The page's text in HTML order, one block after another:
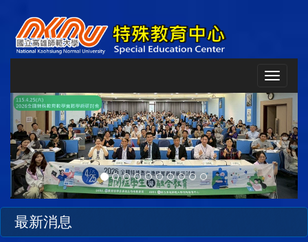
Toggle
Previous Next
最新消息